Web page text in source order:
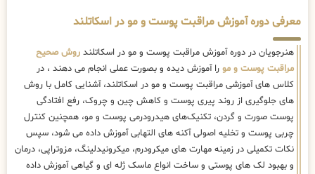
معرفی دوره آموزش مراقبت پوست و مو در اسکاتلند
هنرجویان در دوره آموزش مراقبت پوست و مو در اسکاتلند روش صحیح
مراقبت پوست و مو را آموزش دیده و بصورت عملی انجام می دهند ، در
کلاس های آموزشی مراقبت پوست و مو در اسکاتلند، آشنایی کامل با روش
های جلوگیری از روند پیری پوست و کاهش چین و چروک، رفع افتادگی
پوست صورت و گردن، تکنیک‌های هیدرودرمی پوست و مو، همچنین کنترل
چربی پوست و تخلیه اصولی آکنه های التهابی آموزش داده می شود، سپس
نکات تکمیلی در زمینه مهارت های میکرودرم، میکرونیدلینگ، مزوتراپی، درمان
و بهبود لک های پوستی و ساخت انواع ماسک ژله ای و گیاهی آموزش داده